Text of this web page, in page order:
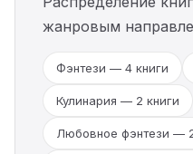
жанровым
Фэнтези — 4 книги
Кулинария — 2 книги
Любовное фэнтези —